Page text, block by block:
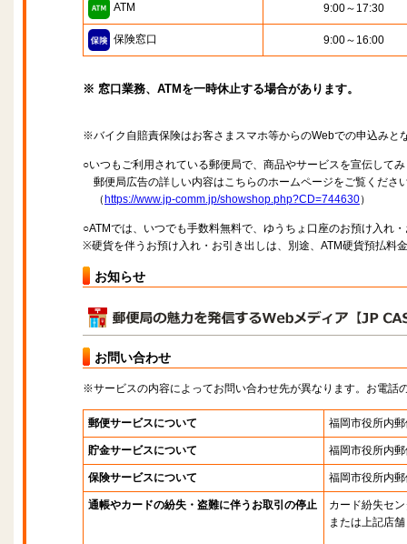
ATM 9:00～17:30
保険窓口 9:00～16:00
※ 窓口業務、ATMを一時休止する場合があります。
※バイク自賠責保険はお客さまスマホ等からのWebでの申込みと
○いつもご利用されている郵便局で、商品やサービスを宣伝して
郵便局広告の詳しい内容はこちらのホームページをご覧くださ
（ https://www.jp-comm.jp/showshop.php?CD=744630）
○ATMでは、いつでも手数料無料で、ゆうちょ口座のお預け入れ
※硬貨を伴うお預け入れ・お引き出しは、別途、ATM硬貨預払料
お知らせ
お問い合わせ
※サービスの内容によってお問い合わせ先が異なります。お電話
郵便サービスについて 福岡市役所内
貯金サービスについて 福岡市役所内
保険サービスについて 福岡市役所内
通帳やカードの紛失・盗難に伴うお取引の停止
カード紛失セ
または上記店舗